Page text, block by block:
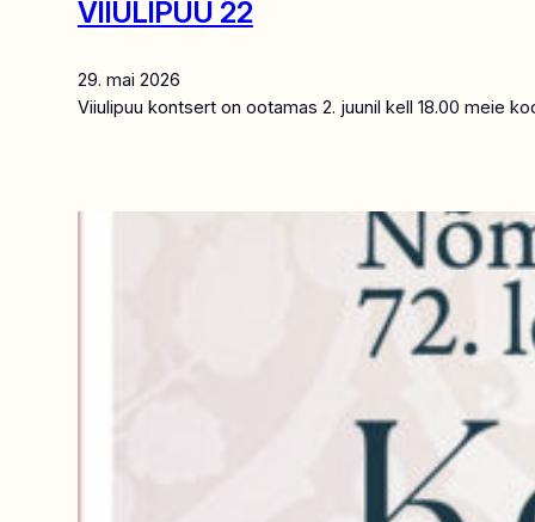
VIIULIPUU 22
29. mai 2026
Viiulipuu kontsert on ootamas 2. juunil kell 18.00 meie